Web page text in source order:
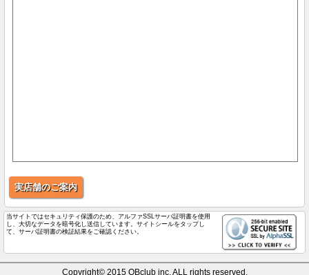
実店舗のご案内
当サイトではセキュリティ保護のため、アルファSSLサーバ証明書を使用
し、大切なデータを暗号化し送信しています。サイトシールをタップし
て、サーバ証明書の検証結果をご確認ください。
Copyright© 2015 QBclub inc. ALL rights reserved.